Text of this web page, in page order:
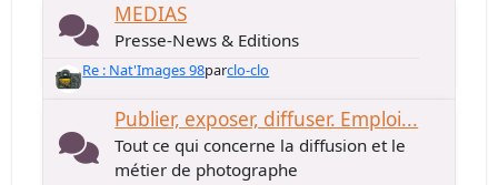
MEDIAS
Presse-News & Editions
Re : Nat'Images 98parclo-clo
Publier, exposer, diffuser. Emploi...
Tout ce qui concerne la diffusion et le
métier de photographe